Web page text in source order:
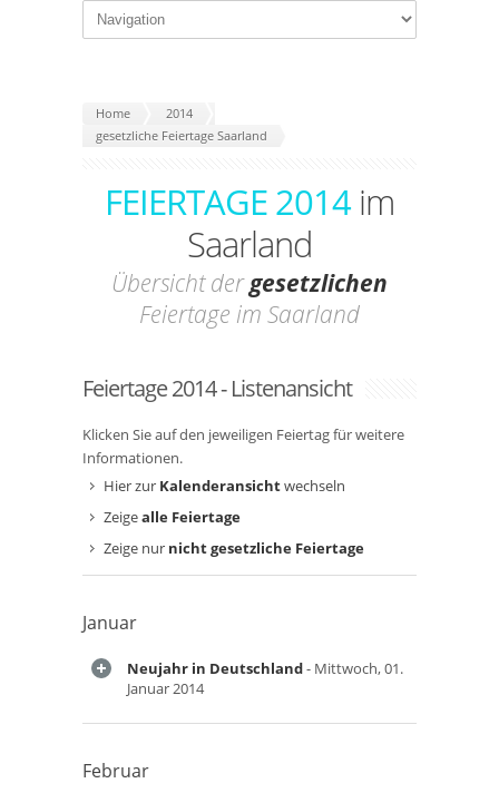
Home
2014
gesetzliche Feiertage Saarland
FEIERTAGE 2014im
Saarland
Übersicht dergesetzlichen
Feiertage im Saarland
Feiertage 2014 - Listenansicht
Klicken Sie auf den jeweiligen Feiertag für weitere
Informationen.
Hier zur Kalenderansichtwechseln
Zeigealle Feiertage
Zeige nur nicht gesetzliche Feiertage
Januar
Neujahr in Deutschland- Mittwoch, 01.
Januar 2014
Februar